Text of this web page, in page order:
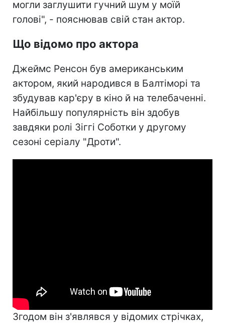
могли заглушити гучний шум у моїй
голові", - пояснював свій стан актор.
Що відомо про актора
Джеймс Ренсон був американським
актором, який народився в Балтіморі та
збудував кар'єру в кіно й на телебаченні.
Найбільшу популярність він здобув
завдяки ролі Зіггі Соботки у другому
сезоні серіалу "Дроти".
Згодом він з'являвся у відомих стрічках,